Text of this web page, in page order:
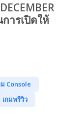
ารเปิดให้
Console
เกมพรีวิว